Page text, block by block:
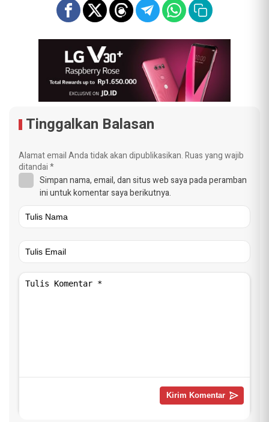
Tinggalkan Balasan
Alamat email Anda tidak akan dipublikasikan.Ruas yang wajib
ditandai*
Simpan nama, email, dan situs web saya pada peramban
ini untuk komentar saya berikutnya.